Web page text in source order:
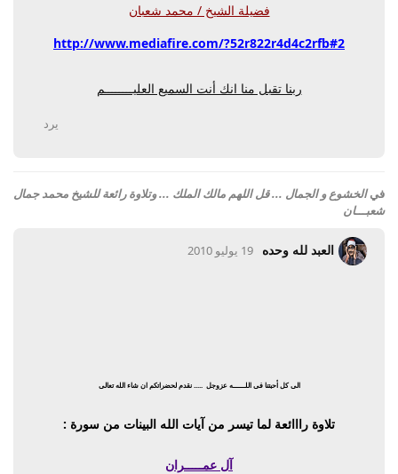
فضيلة الشيخ / محمد شعبان
http://www.mediafire.com/?52r822r4d4c2rfb#2
ربنا تقبل منا انك أنت السميع العليــــــــم
يرد
فيالخشوع و الجمال ... قل اللهم مالك الملك ... وتلاوة رائعة للشيخ محمد جمال
شعبـــان
العبد لله وحده 19 يوليو 2010
الى كل أحبتنا فى اللـــــــه عزوجل ..... نقدم لحضراتكم ان شاء الله تعالى
تلاوة رااائعة لما تيسر من آيات الله البينات من سورة :
آل عمـــــران